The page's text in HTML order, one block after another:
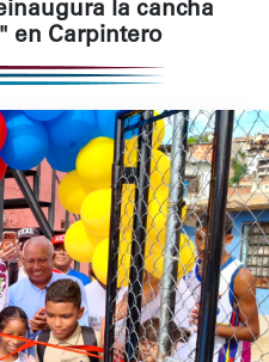
la cancha
en Carpintero